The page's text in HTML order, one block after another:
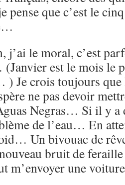
pense que c’est le
j’ai le moral, c’est
est le mois le
) Je crois toujours
ne pas devoir
Negras… Si il y a
de l’eau… En
Un bivouac de
bruit de
m’envoyer une